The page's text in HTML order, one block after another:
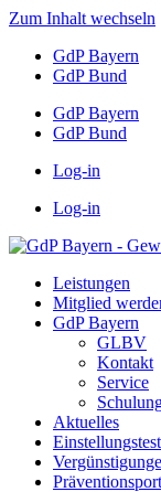
Zum Inhalt wechseln
GdP Bayern
GdP Bund
GdP Bayern
GdP Bund
Log-in
Log-in
Leistungen
Mitglied
GdP Bayern
GLBV
Kontakt
Service
Aktuelles
Einstellungstest